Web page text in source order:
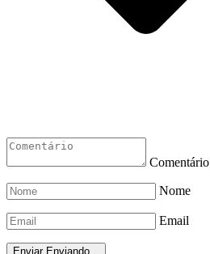
Comentário
Nome
Email
Enviar Enviando...